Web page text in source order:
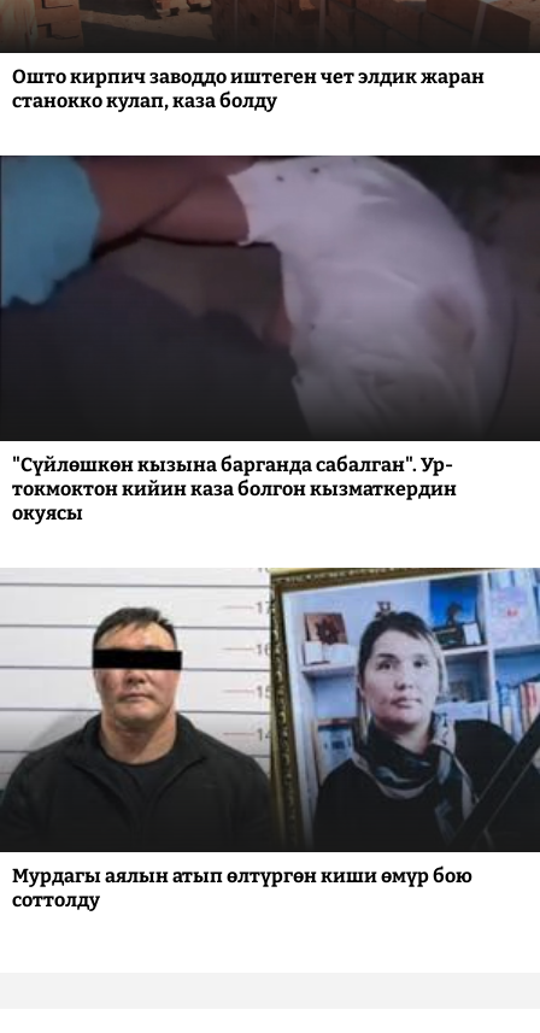
Ошто кирпич заводдо иштеген чет элдик жаран
станокко кулап, каза болду
"Сүйлөшкөн кызына барганда сабалган". Ур-
токмоктон кийин каза болгон кызматкердин
окуясы
Мурдагы аялын атып өлтүргөн киши өмүр бою
соттолду